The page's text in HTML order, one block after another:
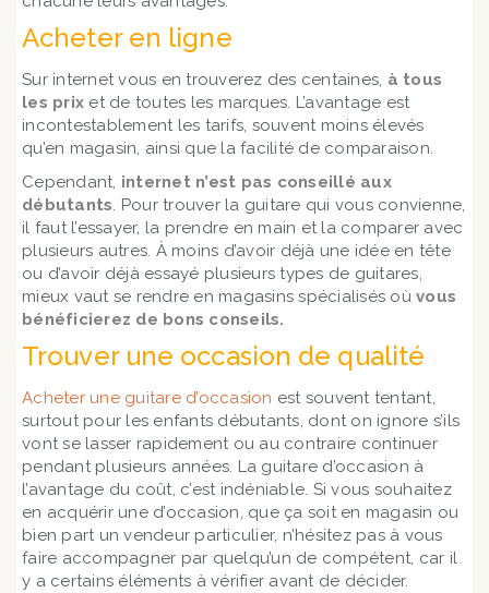
Acheter en ligne
Sur internet vous en trouverez des centaines, à tous
les prix et de toutes les marques. L’avantage est
incontestablement les tarifs, souvent moins élevés
qu’en magasin, ainsi que la facilité de comparaison.
Cependant, internet n’est pas conseillé aux
débutants. Pour trouver la guitare qui vous convienne,
il faut l’essayer, la prendre en main et la comparer avec
plusieurs autres. À moins d’avoir déjà une idée en tête
ou d’avoir déjà essayé plusieurs types de guitares,
mieux vaut se rendre en magasins spécialisés où vous
bénéficierez de bons conseils.
Trouver une occasion de qualité
Acheter une guitare d’occasion est souvent tentant,
surtout pour les enfants débutants, dont on ignore s’ils
vont se lasser rapidement ou au contraire continuer
pendant plusieurs années. La guitare d’occasion à
l’avantage du coût, c’est indéniable. Si vous souhaitez
en acquérir une d’occasion, que ça soit en magasin ou
bien part un vendeur particulier, n’hésitez pas à vous
faire accompagner par quelqu’un de compétent, car il
y a certains éléments à vérifier avant de décider.